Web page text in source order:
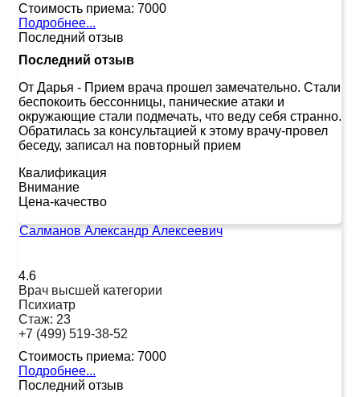
Стоимость приема: 7000
Подробнее...
Последний отзыв
Последний отзыв
От Дарья - Прием врача прошел замечательно. Стали
беспокоить бессонницы, панические атаки и
окружающие стали подмечать, что веду себя странно.
Обратилась за консультацией к этому врачу-провел
беседу, записал на повторный прием
Квалификация
Внимание
Цена-качество
Салманов Александр Алексеевич
4.6
Врач высшей категории
Психиатр
Стаж: 23
+7 (499) 519-38-52
Стоимость приема: 7000
Подробнее...
Последний отзыв